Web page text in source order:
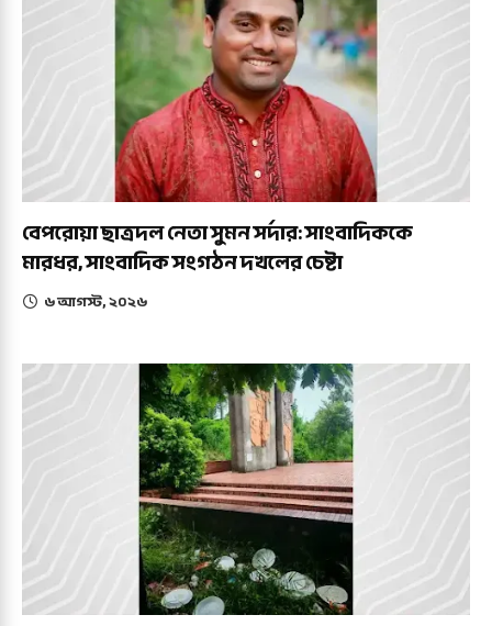
বেপরোয়া ছাত্রদল নেতা সুমন সর্দার: সাংবাদিককে
মারধর, সাংবাদিক সংগঠন দখলের চেষ্টা
৬ আগস্ট, ২০২৬